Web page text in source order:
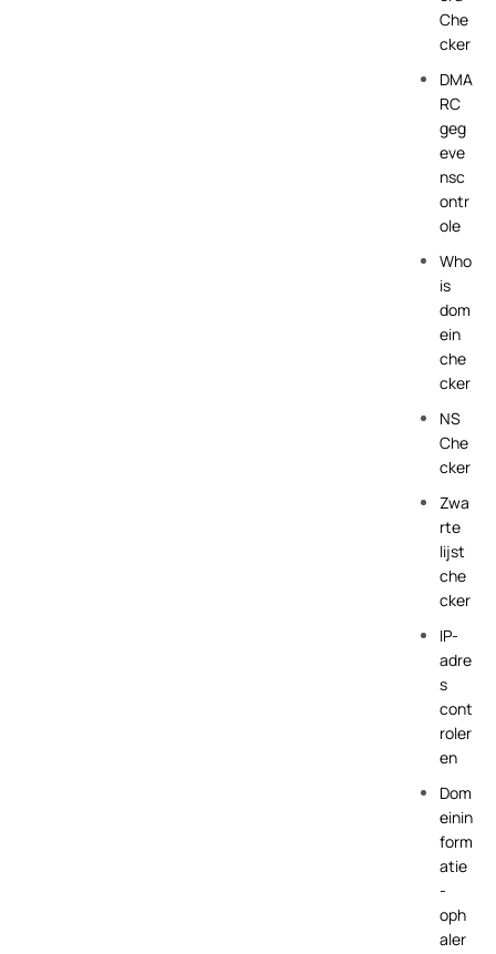
Che
cker
DMA
RC
geg
eve
nsc
ontr
ole
Who
is
dom
ein
che
cker
NS
Che
cker
Zwa
rte
lijst
che
cker
IP-
adre
s
cont
roler
en
Dom
einin
form
atie
-
oph
aler